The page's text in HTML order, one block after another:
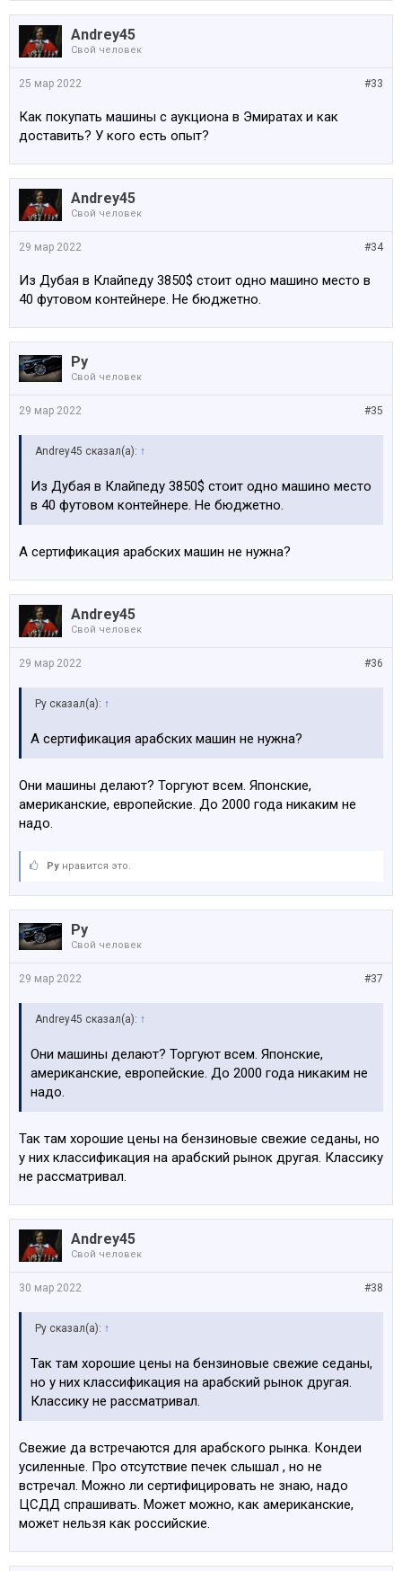
меньше чем у нас стоят.
В прошлом году довольно много свежих полуторо
годовалых 213, с пробегами до 30 продавалось по
25-27к евро.
Andrey45
Свой человек
#33
25 мар 2022
Как покупать машины с аукциона в Эмиратах и как
доставить? У кого есть опыт?
Andrey45
Свой человек
#34
29 мар 2022
Из Дубая в Клайпеду 3850$ стоит одно машино место в
40 футовом контейнере. Не бюджетно.
Ру
Свой человек
#35
29 мар 2022
Andrey45 сказал(а): ↑
Из Дубая в Клайпеду 3850$ стоит одно машино место
в 40 футовом контейнере. Не бюджетно.
А сертификация арабских машин не нужна?
Andrey45
Свой человек
#36
29 мар 2022
Ру сказал(а): ↑
А сертификация арабских машин не нужна?
Они машины делают? Торгуют всем. Японские,
американские, европейские. До 2000 года никаким не
надо.
Ру нравится это.
Ру
Свой человек
#37
29 мар 2022
Andrey45 сказал(а): ↑
Они машины делают? Торгуют всем. Японские,
американские, европейские. До 2000 года никаким не
надо.
Так там хорошие цены на бензиновые свежие седаны, но
у них классификация на арабский рынок другая. Классику
не рассматривал.
Andrey45
Свой человек
#38
30 мар 2022
Ру сказал(а): ↑
Так там хорошие цены на бензиновые свежие седаны,
но у них классификация на арабский рынок другая.
Классику не рассматривал.
Свежие да встречаются для арабского рынка. Кондеи
усиленные. Про отсутствие печек слышал , но не
встречал. Можно ли сертифицировать не знаю, надо
ЦСДД спрашивать. Может можно, как американские,
может нельзя как российские.